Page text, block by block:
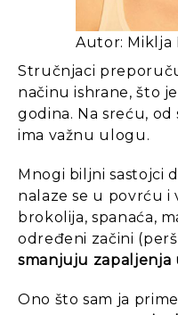
Autor: Miklja
Stručnjaci
načinu ishrane, što
godina. Na sreću,
ima važnu ulogu.
Mnogi biljni sastojci
nalaze se u povrću
brokolija, spanaća,
određeni začini
smanjuju
Ono što sam ja